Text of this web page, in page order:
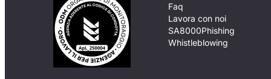
Faq
Lavora con noi
SA8000Phishing
Whistleblowing